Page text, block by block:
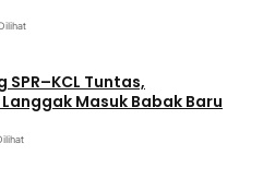
Tuntas,
Masuk Babak Baru